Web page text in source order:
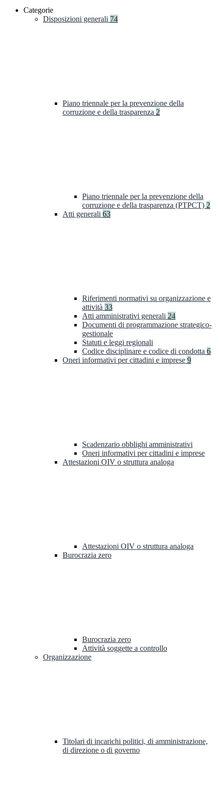
Categorie
Disposizioni generali 74
Piano triennale per la prevenzione della
corruzione e della trasparenza 2
Piano triennale per la prevenzione della
corruzione e della trasparenza (PTPCT) 2
Atti generali 63
Riferimenti normativi su organizzazione e
attività 33
Atti amministrativi generali 24
Documenti di programmazione strategico-
gestionale
Statuti e leggi regionali
Codice disciplinare e codice di condotta 6
Oneri informativi per cittadini e imprese 9
Scadenzario obblighi amministrativi
Oneri informativi per cittadini e imprese
Attestazioni OIV o struttura analoga
Attestazioni OIV o struttura analoga
Burocrazia zero
Burocrazia zero
Attività soggette a controllo
Organizzazione
Titolari di incarichi politici, di amministrazione,
di direzione o di governo